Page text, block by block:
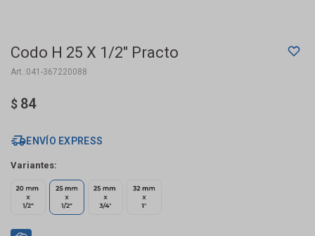
Codo H 25 X 1/2" Practo
041-367220088
$ 84
ENVÍO EXPRESS
Variantes: